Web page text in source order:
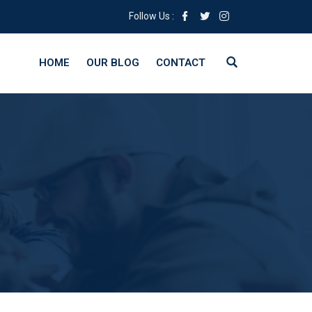
Follow Us :
HOME OUR BLOG CONTACT